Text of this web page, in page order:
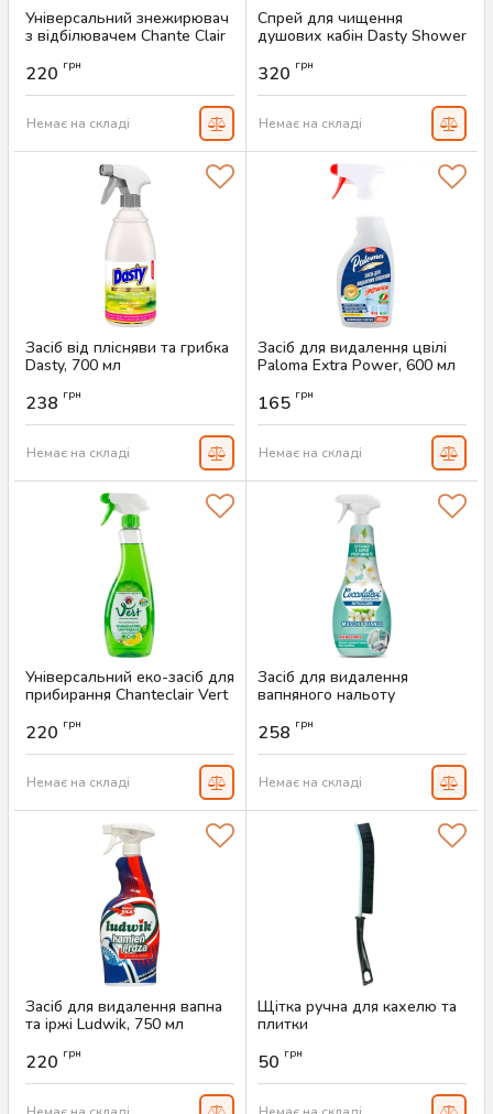
Універсальний знежирювач
з відбілювачем Chante Clair
мл
Артикул:AS-00641
220 грн
Немає на складі
Спрей для чищення
душових кабін Dasty Shower
Артикул:
320 грн
Немає на складі
Засіб від плісняви та грибка
Dasty, 700 мл
238 грн
Немає на складі
Засіб для видалення цвілі
Paloma Extra Power, 600 мл
165 грн
Немає на складі
Універсальний еко-засіб для
прибирання Chanteclair Vert
мл
Артикул:AS-00520
220 грн
Немає на складі
Засіб для видалення
вапняного нальоту
Muschio Bianco 750 мл
Артикул:AS-00467
258 грн
Немає на складі
Засіб для видалення вапна
та іржі Ludwik, 750 мл
220 грн
Щітка ручна для кахелю та
плитки
50 грн